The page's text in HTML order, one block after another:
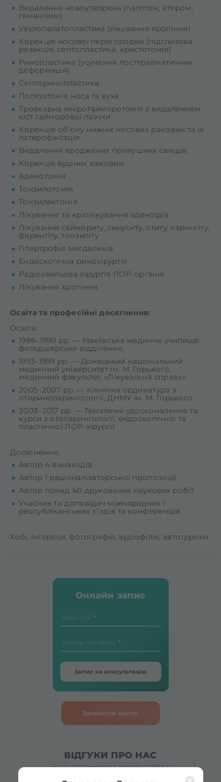
Видалення новоутворень (папілом, атером,
гемангіом)
Увулопалатопластика (лікування хропіння)
Корекція носової перегородки (підслизова
резекція, септопластика, кристотомія)
Ринопластика (усунення посттравматичних
деформацій)
Септоринопластика
Поліпотомія носа та вуха
Троакарна мікрогайморотомія з видаленням
кіст гайморової пазухи
Корекція об’єму нижніх носових раковин та їх
латерофіксація
Видалення вроджених привушних свищів
Корекція вушних раковин
Аденотомія
Тонзилотомія
Тонзилектомія
Лікування та кріолікування аденоїдів
Лікування гаймориту, синуситу, отиту, ларингіту,
фарингіту, тонзиліту
Гіпертрофія мигдаликів
Ендоскопічна ринохірургія
Радіохвильова хірургія ЛОР-органів
Лікування хропіння
Освіта та професійні досягнення:
Освіта:
1986–1990 рр. — Макіївське медичне училище,
фельдшерське відділення
1993–1999 рр. — Донецький національний
медичний університет ім. М. Горького,
медичний факультет, «Лікувальна справа»
2005–2007 рр. — Клінічна ординатура з
оториноларингології, ДНМУ ім. М. Горького
2003–2017 рр. — Тематичні удосконалення та
курси з отоларингології, ендоскопічної та
пластичної ЛОР-хірургії
Досягнення:
Автор 4 винаходів
Автор 1 раціоналізаторської пропозиції
Автор понад 40 друкованих наукових робіт
Учасник та доповідач міжнародних і
республіканських з’їздів та конференцій
Хобі, інтереси: фотографія, аудіофілія, автотуризм.
Онлайн запис
Ваші ПІБ
Номер телефону
Запис на консультацію
Залишити відгук
ВІДГУКИ ПРО НАС
НАШІ СТОРІНКИ НА ІНШИХ САЙТАХ